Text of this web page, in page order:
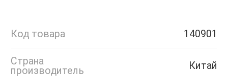
Код товара 140901
Страна
производитель
Китай